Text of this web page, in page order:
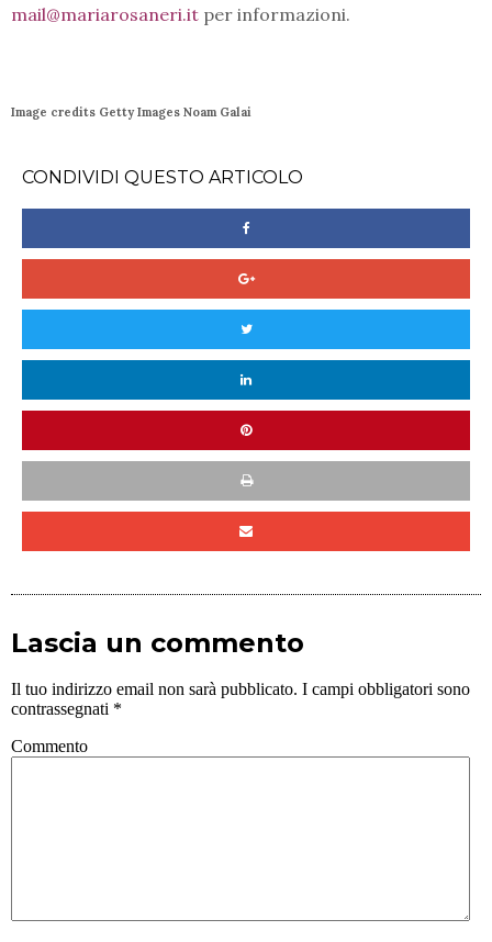
mail@mariarosaneri.it per informazioni.
Image credits Getty Images Noam Galai
CONDIVIDI QUESTO ARTICOLO
Lascia un commento
Il tuo indirizzo email non sarà pubblicato. I campi obbligatori sono
contrassegnati *
Commento